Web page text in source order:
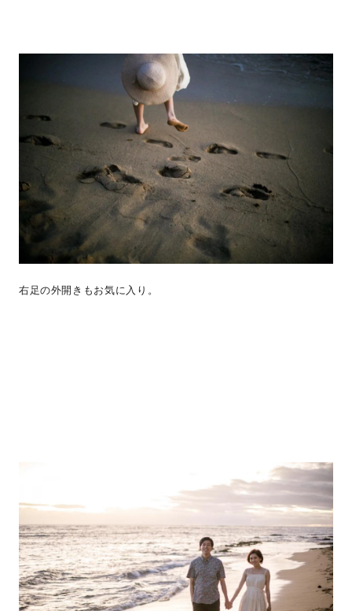
右足の外開きもお気に入り。